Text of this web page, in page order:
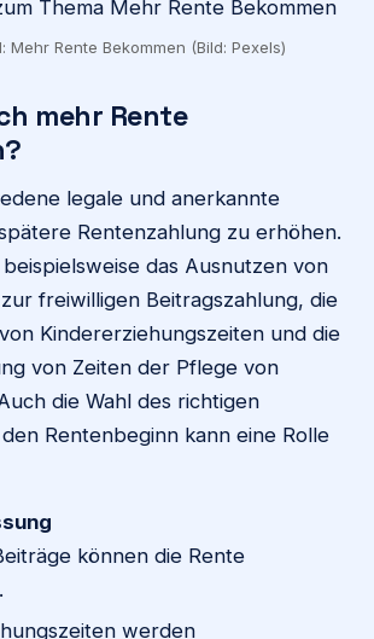
Mehr Rente Bekommen (Bild: Pexels)
mehr Rente
legale und anerkannte
Rentenzahlung zu erhöhen.
das Ausnutzen von
freiwilligen Beitragszahlung, die
Kindererziehungszeiten und die
von Zeiten der Pflege von
die Wahl des richtigen
Rentenbeginn kann eine Rolle
können die Rente
werden